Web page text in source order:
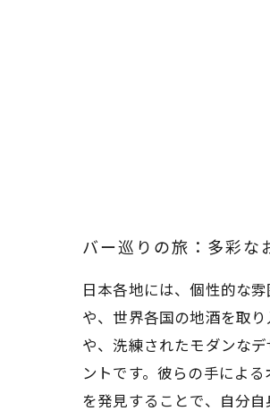
バー巡りの旅：多彩な
日本各地には、個性的な
や、世界各国の地酒を取
や、洗練されたモダンな
ントです。彼らの手によ
を発見することで、自分